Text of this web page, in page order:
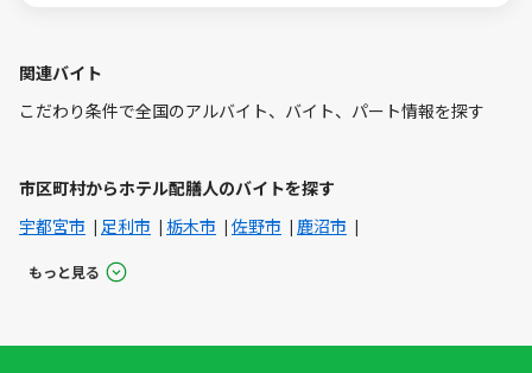
関連バイト
こだわり条件で全国のアルバイト、バイト、パート情報を探す
市区町村からホテル配膳人のバイトを探す
宇都宮市
足利市 栃木市 佐野市 鹿沼市
もっと見る